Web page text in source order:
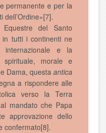
permanente e per la
dell’Ordine»[7].
Equestre del Santo
in tutti i continenti ne
internazionale e la
spirituale, morale e
Dama, questa antica
a rispondere alle
verso la Terra
mandato che Papa
approvazione dello
confermato[8].